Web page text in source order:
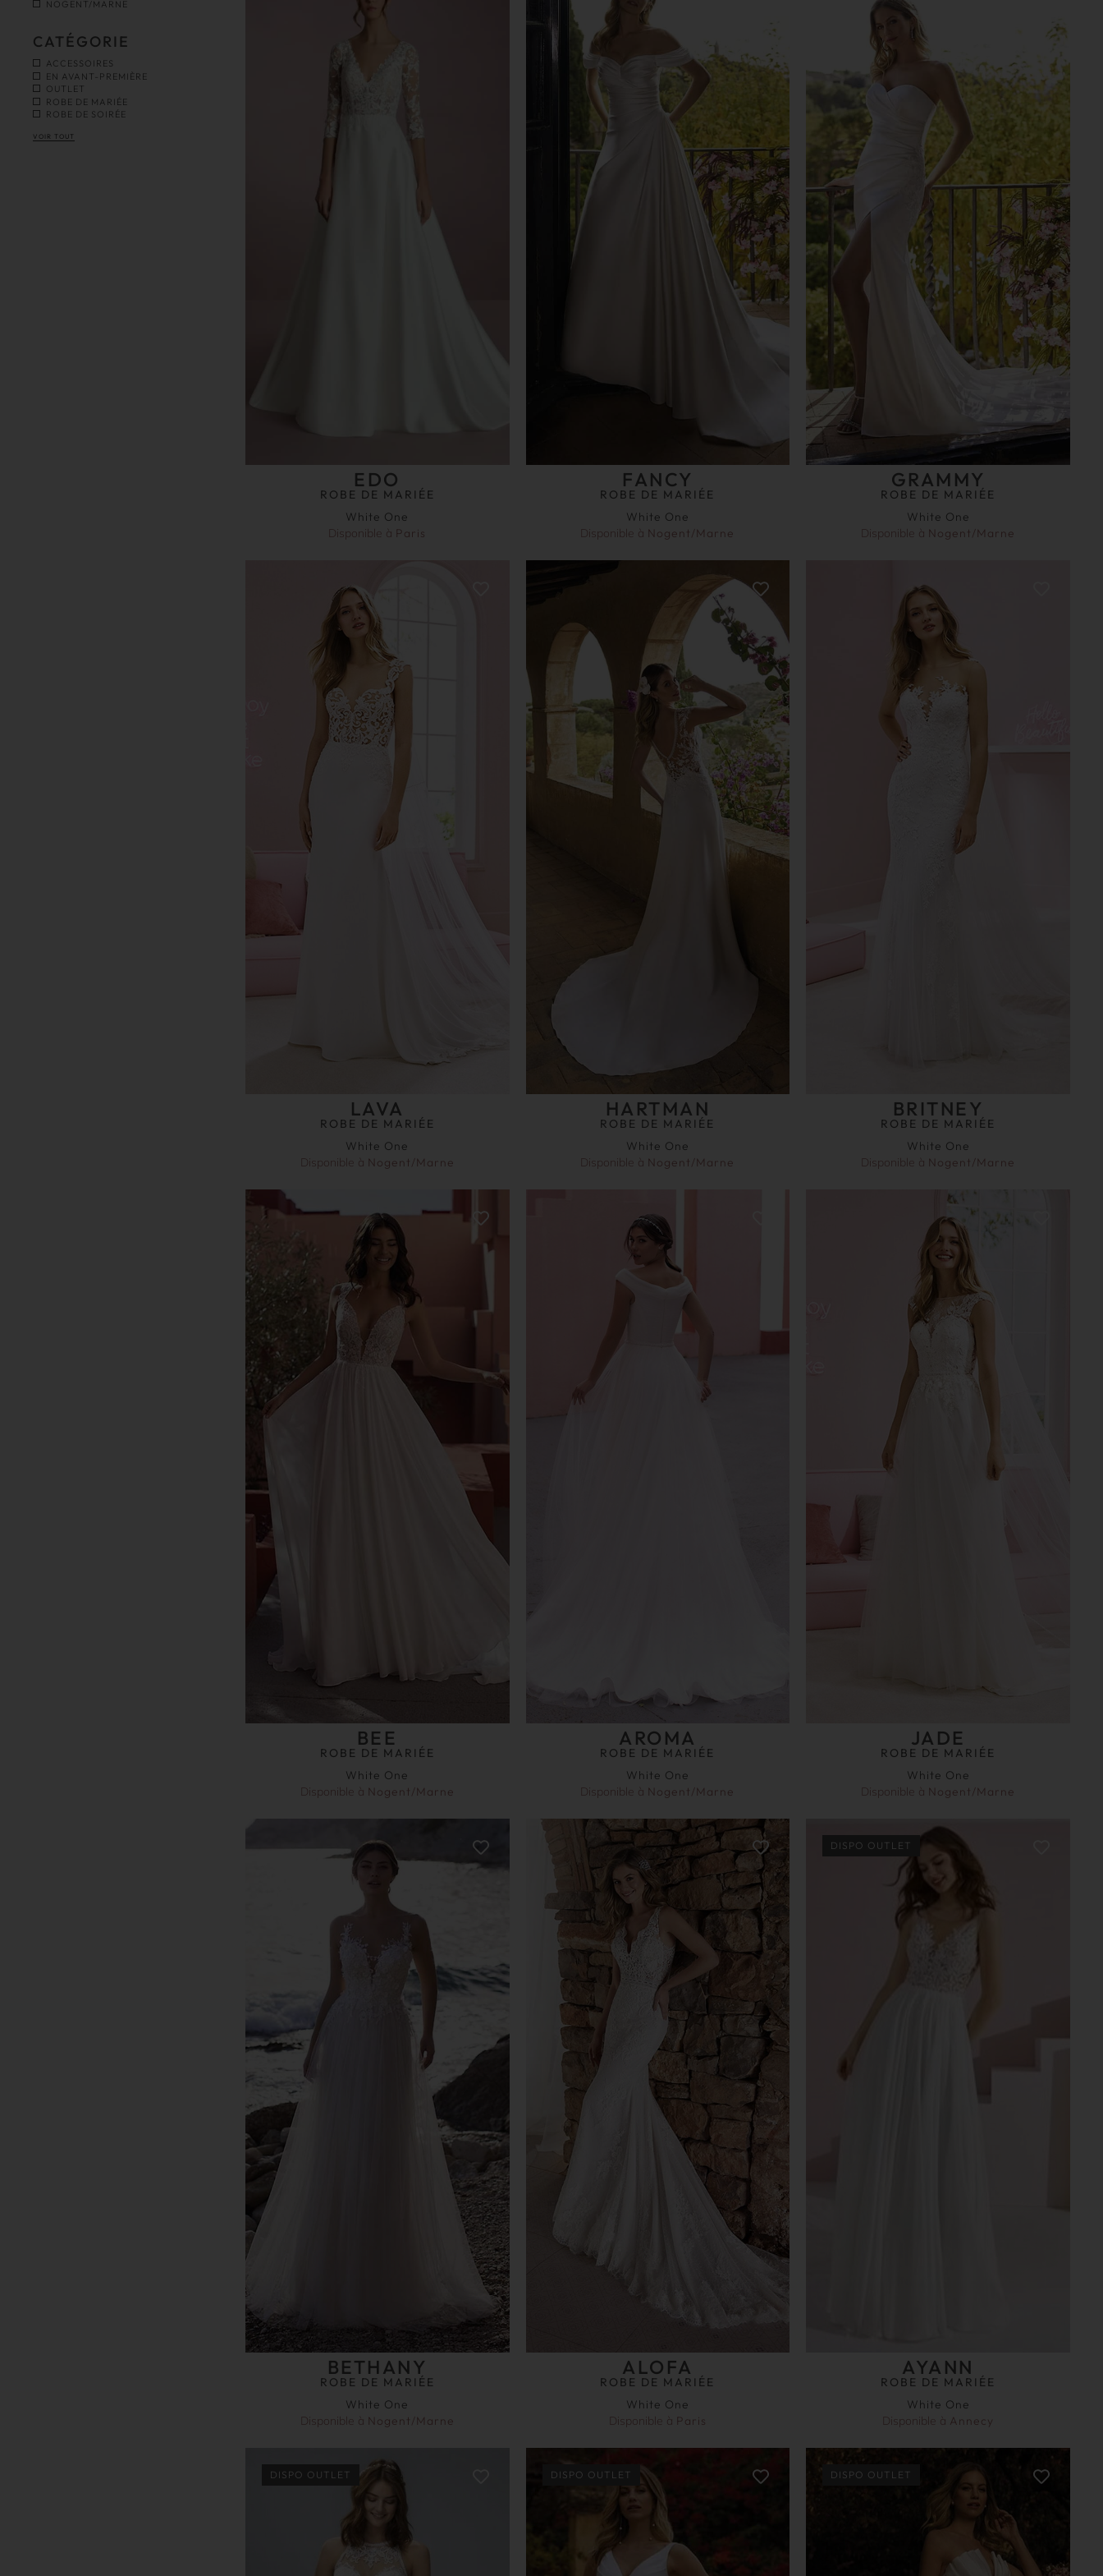
NOGENT/MARNE
CATÉGORIE
ACCESSOIRES
EN AVANT-PREMIÈRE
OUTLET
ROBE DE MARIÉE
ROBE DE SOIRÉE
VOIR TOUT
EDO
ROBE DE MARIÉE
White One
Disponible à Paris
FANCY
ROBE DE MARIÉE
White One
Disponible à Nogent/Marne
GRAMMY
ROBE DE MARIÉE
White One
Disponible à Nogent/Marne
LAVA
ROBE DE MARIÉE
White One
Disponible à Nogent/Marne
HARTMAN
ROBE DE MARIÉE
White One
Disponible à Nogent/Marne
BRITNEY
ROBE DE MARIÉE
White One
Disponible à Nogent/Marne
BEE
ROBE DE MARIÉE
White One
Disponible à Nogent/Marne
AROMA
ROBE DE MARIÉE
White One
Disponible à Nogent/Marne
JADE
ROBE DE MARIÉE
White One
Disponible à Nogent/Marne
BETHANY
ROBE DE MARIÉE
White One
Disponible à Nogent/Marne
ALOFA
ROBE DE MARIÉE
White One
Disponible à Paris
DISPO OUTLET
AYANN
ROBE DE MARIÉE
White One
Disponible à Annecy
DISPO OUTLET DISPO OUTLET DISPO OUTLET